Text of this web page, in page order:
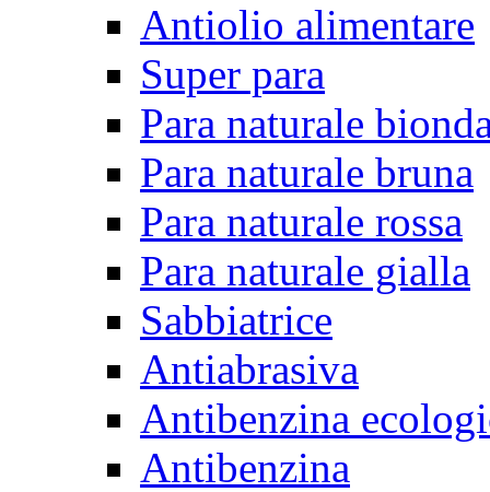
Antiolio alimentare
Super para
Para naturale
Para naturale bruna
Para naturale rossa
Para naturale gialla
Sabbiatrice
Antiabrasiva
Antibenzina
Antibenzina